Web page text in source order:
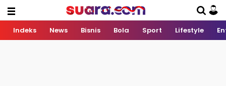
Indeks News Bisnis Bola Sport Lifestyle